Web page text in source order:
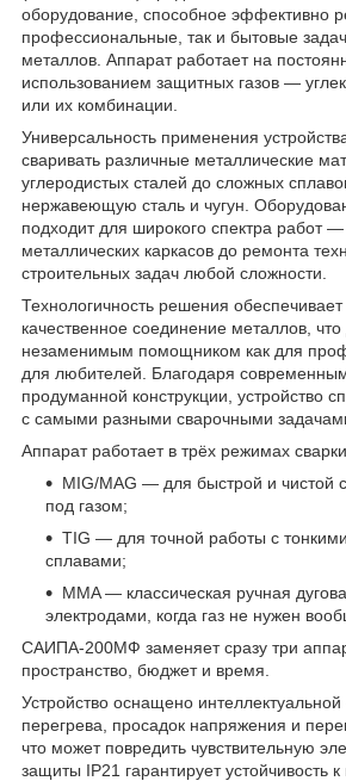
оборудование, способное эффективно
профессиональные, так и бытовые
металлов. Аппарат работает на
использованием защитных газов —
или их комбинации.
Универсальность применения
сваривать различные металлические
углеродистых сталей до сложных
нержавеющую сталь и чугун.
подходит для широкого спектра работ
металлических каркасов до ремонта
строительных задач любой сложности.
Технологичность решения
качественное соединение металлов,
незаменимым помощником как для
для любителей. Благодаря
продуманной конструкции, устройство
с самыми разными сварочными
Аппарат работает в трёх режимах
MIG/MAG — для быстрой и чистой
под газом;
TIG — для точной работы с
сплавами;
MMA — классическая ручная
электродами, когда газ не нужен
САИПА-200МФ заменяет сразу три
пространство, бюджет и время.
Устройство оснащено
перегрева, просадок напряжения и
что может повредить чувствительную
защиты IP21 гарантирует устойчивость